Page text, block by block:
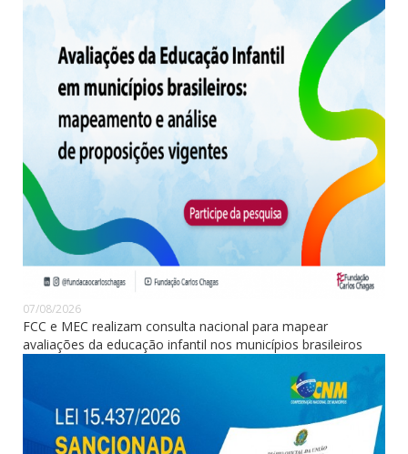
07/08/2026
FCC e MEC realizam consulta nacional para mapear
avaliações da educação infantil nos municípios brasileiros